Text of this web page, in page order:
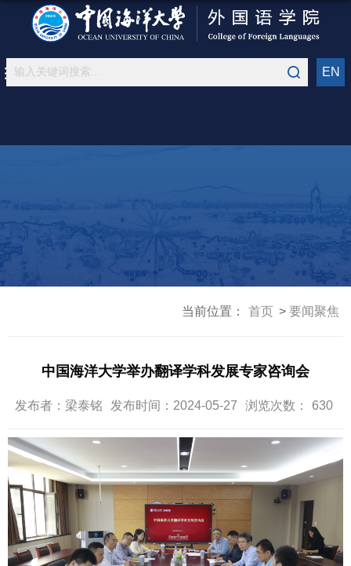
EN
当前位置： 首页 要闻聚焦
中国海洋大学举办翻译学科发展专家咨询会
发布者：梁泰铭 发布时间：2024-05-27 浏览次数： 630